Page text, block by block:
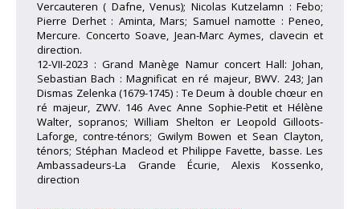
Vercauteren ( Dafne, Venus); Nicolas Kutzelamn : Febo;
Pierre Derhet : Aminta, Mars; Samuel namotte : Peneo,
Mercure. Concerto Soave, Jean-Marc Aymes, clavecin et
direction.
12-VII-2023 : Grand Manège Namur concert Hall: Johan,
Sebastian Bach : Magnificat en ré majeur, BWV. 243; Jan
Dismas Zelenka (1679-1745) : Te Deum à double chœur en
ré majeur, ZWV. 146 Avec Anne Sophie-Petit et Hélène
Walter, sopranos; William Shelton er Leopold Gilloots-
Laforge, contre-ténors; Gwilym Bowen et Sean Clayton,
ténors; Stéphan Macleod et Philippe Favette, basse. Les
Ambassadeurs-La Grande Écurie, Alexis Kossenko,
direction